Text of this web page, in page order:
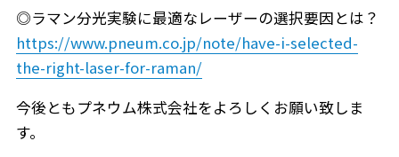
◎ラマン分光実験に最適なレーザーの選択要因とは？
https://www.pneum.co.jp/note/have-i-selected-
the-right-laser-for-raman/
今後ともプネウム株式会社をよろしくお願い致しま
す。